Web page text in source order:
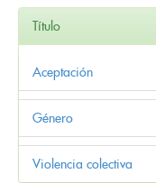
Título
Aceptación
Género
Violencia colectiva